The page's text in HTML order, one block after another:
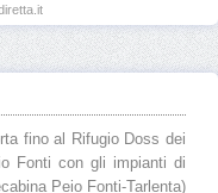
fino al Rifugio Doss dei
Fonti con gli impianti di
Peio Fonti-Tarlenta)